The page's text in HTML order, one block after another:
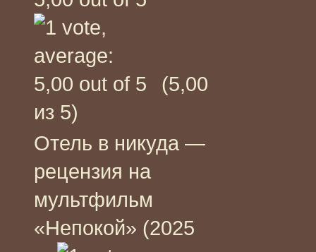
(5,00
из 5)
Отель в никуда —
рецензия на
мультфильм
«Непокой» (2025